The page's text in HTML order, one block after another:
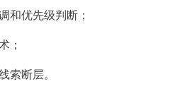
和优先级判断；
；
索断层。